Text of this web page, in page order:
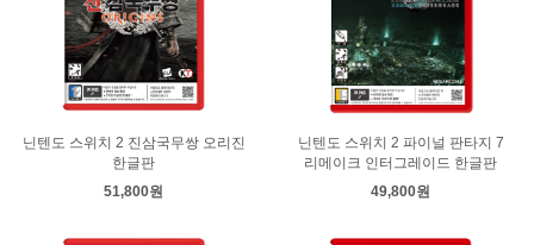
닌텐도 스위치 2 진삼국무쌍 오리진
한글판
51,800원
닌텐도 스위치 2 파이널 판타지 7
리메이크 인터그레이드 한글판
49,800원